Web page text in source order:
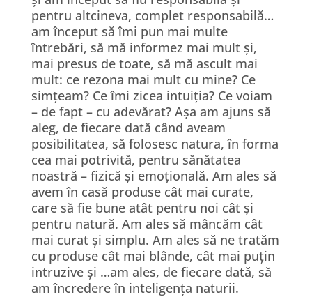
pentru altcineva, complet responsabilă…
am început să îmi pun mai multe
întrebări, să mă informez mai mult și,
mai presus de toate, să mă ascult mai
mult: ce rezona mai mult cu mine? Ce
simțeam? Ce îmi zicea intuiția? Ce voiam
– de fapt – cu adevărat? Așa am ajuns să
aleg, de fiecare dată când aveam
posibilitatea, să folosesc natura, în forma
cea mai potrivită, pentru sănătatea
noastră – fizică și emoțională. Am ales să
avem în casă produse cât mai curate,
care să fie bune atât pentru noi cât și
pentru natură. Am ales să mâncăm cât
mai curat și simplu. Am ales să ne tratăm
cu produse cât mai blânde, cât mai puțin
intruzive și …am ales, de fiecare dată, să
am încredere în inteligența naturii.